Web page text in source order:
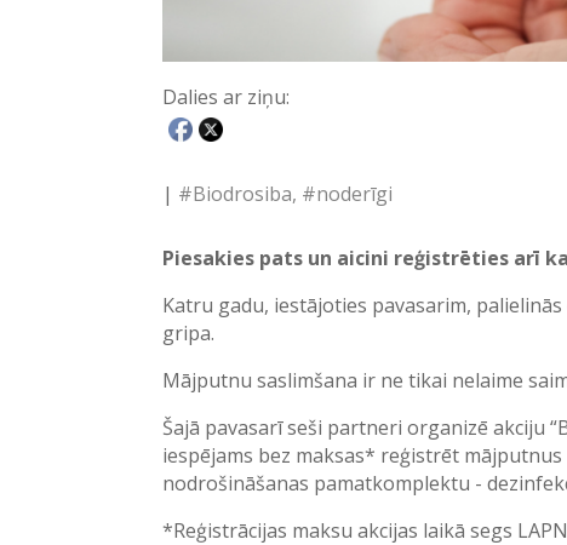
Dalies ar ziņu:
| #Biodrosiba #noderīgi
Piesakies pats un aicini reģistrēties arī
Katru gadu, iestājoties pavasarim,
gripa.
Mājputnu saslimšana ir ne tikai nelaime
Šajā pavasarī seši partneri organizē akciju
iespējams bez maksas* reģistrēt
nodrošināšanas pamatkomplektu -
*Reģistrācijas maksu akcijas laikā segs